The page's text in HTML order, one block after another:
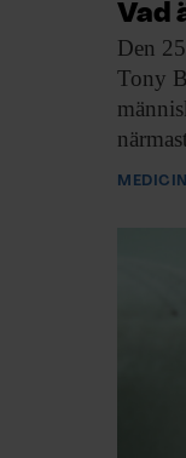
Vad
Den
Tony